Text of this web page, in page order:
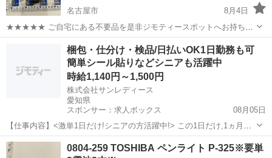
名古屋市
8月4日
★★★★★ ご自宅にある不要品を是非ジモティースポットへお持ち込
みしませんか？ 家電、趣味・スポーツ・レジャー用品、こども用品、
衣料服飾品、生活雑貨、家具、本、CD・DVDなどが無料でまとめて持
ち込めます！ ※詳細はこ...
名古屋市 生活家電 TMY
梱包・仕分け・検品/日払いOK1日勤務も可
簡単シール貼りなどシニアも活躍中
時給1,140円～1,500円
株式会社サンレディース
愛知県
スポンサー：求人ボックス
08月05日
【仕事内容】<激単1日だけ!シニアの方活躍中!> この1日だけ,1ヵ月間
だけ,4時間だけなど あなた優先で自由に決めれます! シニア・60代・
70代の方を 積極的に採用中 たくさんご活躍いただいてます こんなお
アルバイト・パート
0804-259 TOSHIBA ペンライト P-325※要単